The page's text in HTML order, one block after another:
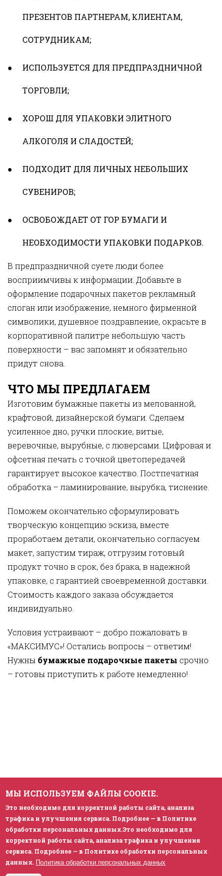
ПРЕЗЕНТОВ ПАРТНЕРАМ, КЛИЕНТАМ,
СОТРУДНИКАМ;
ИСПОЛЬЗУЕТСЯ ДЛЯ ПРЕДПРАЗДНИЧНОЙ
ТОРГОВЛИ;
ХОРОШ ДЛЯ УПАКОВКИ ЭЛИТНОГО
АЛКОГОЛЯ И СЛАДОСТЕЙ;
ПОДХОДИТ ДЛЯ ЛИЧНЫХ НЕБОЛЬШИХ
СУВЕНИРОВ;
ОСВОБОЖДАЕТ ОТ ГОР БУМАГИ И
НЕОБХОДИМОСТИ УПАКОВКИ ПОДАРКОВ.
В предпраздничной суете люди более
восприимчивы к информации. Добавьте в
оформление подарочных пакетов рекламный
слоган или изображение, немного фирменной
символики, душевное поздравление, окрасьте в
корпоративной палитре небольшую часть
поверхности – вас запомнят и обязательно
придут снова.
ЧТО МЫ ПРЕДЛАГАЕМ
Изготовим бумажные пакеты из мелованной,
крафтовой, дизайнерской бумаги. Сделаем
усиленное дно, ручки плоские, витые,
веревочные, вырубные, с люверсами. Цифровая и
офсетная печать с точной цветопередачей
гарантирует высокое качество. Постпечатная
обработка – ламинирование, вырубка, тиснение.
Поможем окончательно сформулировать
творческую концепцию эскиза, вместе
проработаем детали, окончательно согласуем
макет, запустим тираж, отгрузим готовый
продукт точно в срок, без брака, в надежной
упаковке, с гарантией своевременной доставки.
Стоимость каждого заказа обсуждается
индивидуально.
Условия устраивают – добро пожаловать в
«МАКСИМУС»! Остались вопросы – ответим!
Нужны бумажные подарочные пакеты срочно
– готовы приступить к работе немедленно!
МЫ ИСПОЛЬЗУЕМ ФАЙЛЫ COOKIE.
Это необходимо для корректной работы сайта, анализа
трафика и улучшения сервиса. Подробнее — в Политике
обработки персональных данных.Это необходимо для
корректной работы сайта, анализа трафика и улучшения
сервиса. Подробнее — в Политике обработки персональных
данных. Политика обработки персональных данных